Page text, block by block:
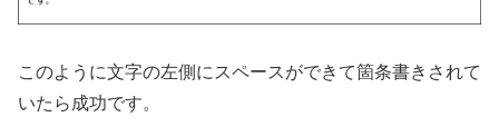
このように文字の左側にスペースができて箇条書きされて
いたら成功です。